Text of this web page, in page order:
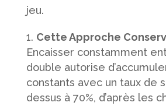
jeu.
Cette Approche
Encaisser constamment
double autorise
constants avec un taux de
dessus à 70%, d’après les